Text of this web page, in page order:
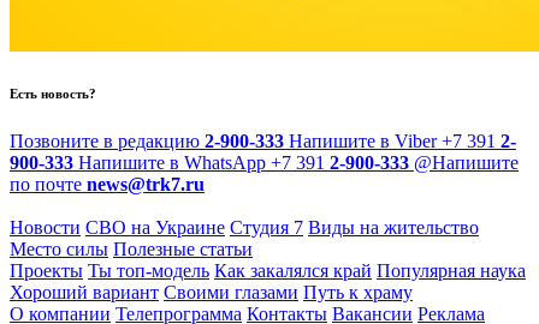
Есть новость?
Позвоните в редакцию 2-900-333 Напишите в Viber +7 391 2-
900-333 Напишите в WhatsApp +7 391 2-900-333 @Напишите
по почте news@trk7.ru
Новости СВО на Украине Студия 7 Виды на жительство
Место силы Полезные статьи
Проекты Ты топ-модель Как закалялся край Популярная наука
Хороший вариант Своими глазами Путь к храму
О компании Телепрограмма Контакты Вакансии Реклама